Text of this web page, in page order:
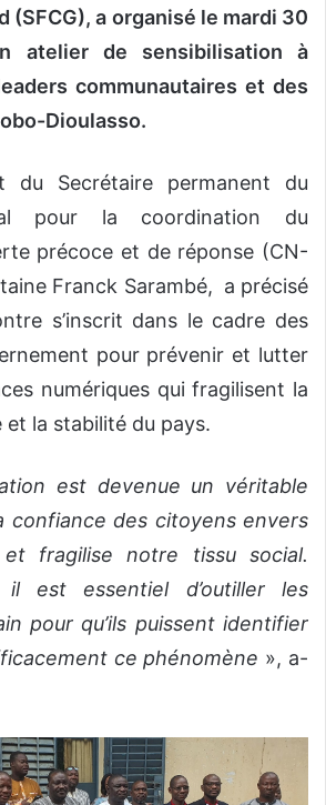
(SFCG), a organisé le mardi 30
atelier de sensibilisation à
communautaires et des
Dioulasso.
du Secrétaire permanent du
pour la coordination du
précoce et de réponse (CN-
Franck Sarambé, a précisé
s’inscrit dans le cadre des
pour prévenir et lutter
numériques qui fragilisent la
et la stabilité du pays.
est devenue un véritable
confiance des citoyens envers
fragilise notre tissu social.
il est essentiel d’outiller les
pour qu’ils puissent identifier
ce phénomène », a-